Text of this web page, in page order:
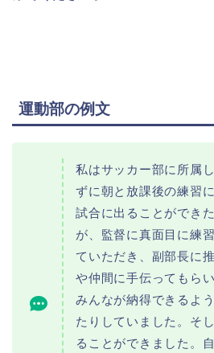
運動部の例文
私はサッカー部に所属
ずに朝と放課後の練習
試合に出ることができ
が、監督に真面目に練
ていただき、副部長に
や仲間に手伝ってもら
みんなが納得できるよ
たりしていました。そ
ることができました。